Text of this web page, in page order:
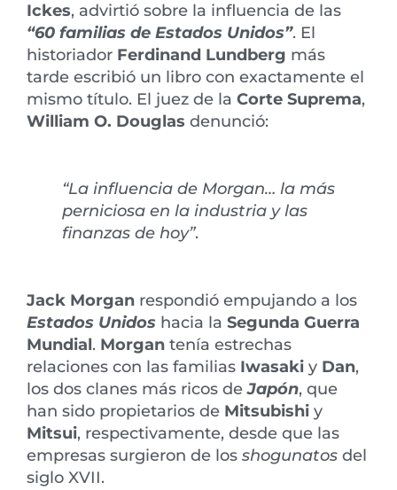
Ickes, advirtió sobre la influencia de las
“60 familias de Estados Unidos”. El
historiador Ferdinand Lundberg más
tarde escribió un libro con exactamente el
mismo título. El juez de la Corte Suprema,
William O. Douglas denunció:
“La influencia de Morgan… la más
perniciosa en la industria y las
finanzas de hoy”.
Jack Morgan respondió empujando a los
Estados Unidos hacia la Segunda Guerra
Mundial. Morgan tenía estrechas
relaciones con las familias Iwasaki y Dan,
los dos clanes más ricos deJapón, que
han sido propietarios de Mitsubishi y
Mitsui, respectivamente, desde que las
empresas surgieron de los shogunatos del
siglo XVII.